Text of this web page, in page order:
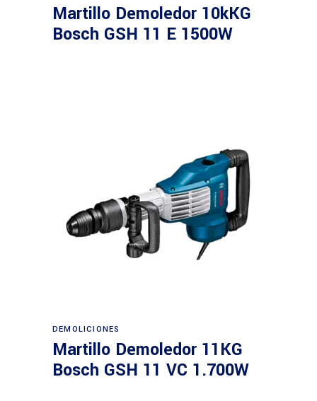
Martillo Demoledor 10kKG
Bosch GSH 11 E 1500W
DEMOLICIONES
Martillo Demoledor 11KG
Bosch GSH 11 VC 1.700W